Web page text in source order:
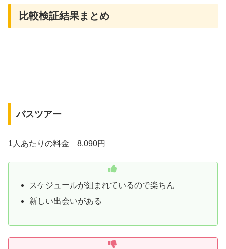
比較検証結果まとめ
バスツアー
1人あたりの料金 8,090円
スケジュールが組まれているので楽ちん
新しい出会いがある